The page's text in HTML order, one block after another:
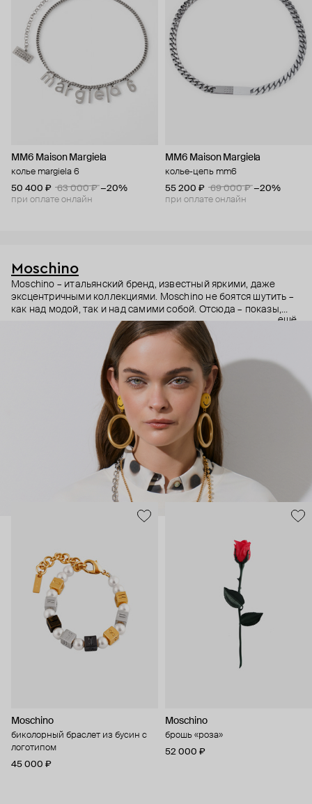
MM6 Maison Margiela
колье margiela 6
50 400 ₽
63 000 ₽ −20%
при оплате онлайн
MM6 Maison Margiela
колье-цепь mm6
55 200 ₽
69 000 ₽ −20%
при оплате онлайн
Moschino
Moschino – итальянский бренд, известный яркими, даже
эксцентричными коллекциями. Moschino не боятся шутить –
как над модой, так и над самими собой. Отсюда – показы,
мгновенно становящиеся главными событиями, вирусные
выходы селебрити (помните Кэти Перри в платье-люстре на
бале Института костюма Met Gala в 2019 году?) и
коллаборации с самыми неожиданными кандидатами, от
«Улицы Сезам» до The Sims. Украшения бренда –
гипертрофированно праздничные, практически
нарисованные: с кристаллами размером с ладонь и будто бы
расплавленными сердцами.
ещё
Moschino
биколорный браслет из бусин с
логотипом
45 000 ₽
Moschino
брошь «роза»
52 000 ₽